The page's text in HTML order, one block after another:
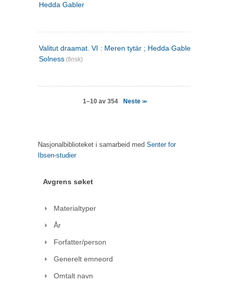
Hedda Gabler
Valitut draamat. VI : Meren tytär ; Hedda Gabler ;
Solness (finsk)
1–10 av 354 Neste >>
Nasjonalbiblioteket i samarbeid med Senter for
Ibsen-studier
Avgrens søket
Materialtyper
År
Forfatter/person
Generelt emneord
Omtalt navn